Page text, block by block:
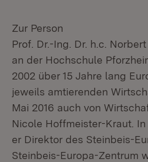
Zur Person
Prof. Dr.-Ing. Dr. h.c.
an der Hochschule
2002 über 15 Jahre lang
jeweils amtierenden
Mai 2016 auch von
Nicole Hoffmeister-Kraut.
er Direktor des Steinbeis-
Steinbeis-Europa-Zentrum